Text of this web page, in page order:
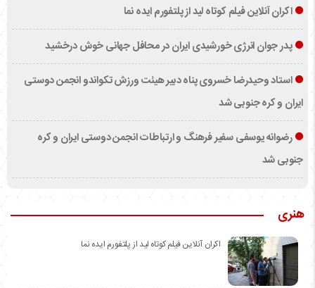
اکران آنلاین فیلم کوتاه لید از پلتفورم ایده نما
پدر جوان انرژی خورشیدی ایران در محافل جهانی خوش درخشید
استاد وحیدرضا خسروی پناه دبیر هیئت ورزش تکواندو انجمن دوستی
ایران و کره جنوبی شد
رضوانه یوسفی سفیر فرهنگ و ارتباطات انجمن دوستی ایران و کره
جنوبی شد
هنری
اکران آنلاین فیلم کوتاه لید از پلتفورم ایده نما